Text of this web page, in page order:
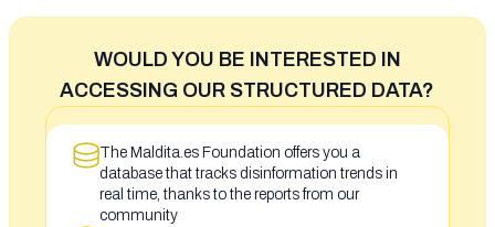
WOULD YOU BE INTERESTED IN
ACCESSING OUR STRUCTURED DATA?
The Maldita.es Foundation offers you a
database that tracks disinformation trends in
real time, thanks to the reports from our
community